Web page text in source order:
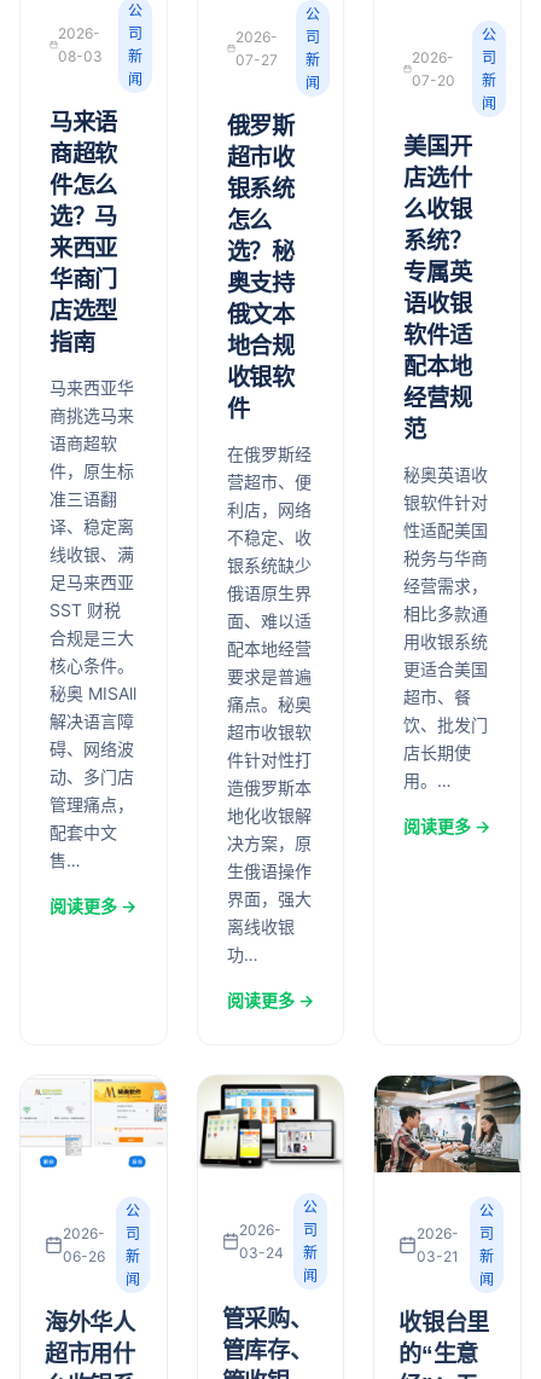
2026-
08-03
公
司
新
闻
马来语
商超软
件怎么
选？马
来西亚
华商门
店选型
指南
马来西亚华
商挑选马来
语商超软
件，原生标
准三语翻
译、稳定离
线收银、满
足马来西亚
SST 财税
合规是三大
核心条件。
秘奥 MISAll
解决语言障
碍、网络波
动、多门店
管理痛点，
配套中文
售…
阅读更多 →
2026-
07-27
公
司
新
闻
俄罗斯
超市收
银系统
怎么
选？秘
奥支持
俄文本
地合规
收银软
件
在俄罗斯经
营超市、便
利店，网络
不稳定、收
银系统缺少
俄语原生界
面、难以适
配本地经营
要求是普遍
痛点。秘奥
超市收银软
件针对性打
造俄罗斯本
地化收银解
决方案，原
生俄语操作
界面，强大
离线收银
功…
阅读更多 →
2026-
07-20
公
司
新
闻
美国开
店选什
么收银
系统？
专属英
语收银
软件适
配本地
经营规
范
秘奥英语收
银软件针对
性适配美国
税务与华商
经营需求，
相比多款通
用收银系统
更适合美国
超市、餐
饮、批发门
店长期使
用。…
阅读更多 →
2026-
06-26
公
司
新
闻
海外华人
超市用什
2026-
03-24
公
司
新
闻
管采购、
管库存、
2026-
03-21
公
司
新
闻
收银台里
的“生意